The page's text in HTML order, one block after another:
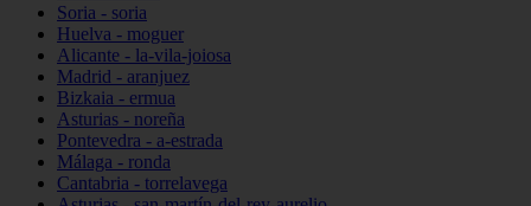
Soria - soria
Huelva - moguer
Alicante - la-vila-joiosa
Madrid - aranjuez
Bizkaia - ermua
Asturias - noreña
Pontevedra - a-estrada
Málaga - ronda
Cantabria - torrelavega